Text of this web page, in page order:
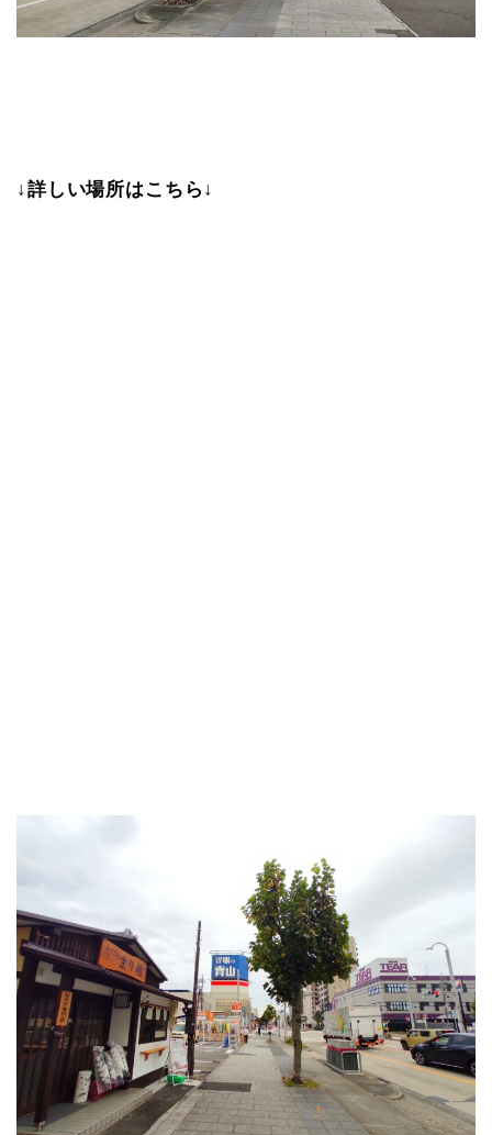
↓詳しい場所はこちら↓